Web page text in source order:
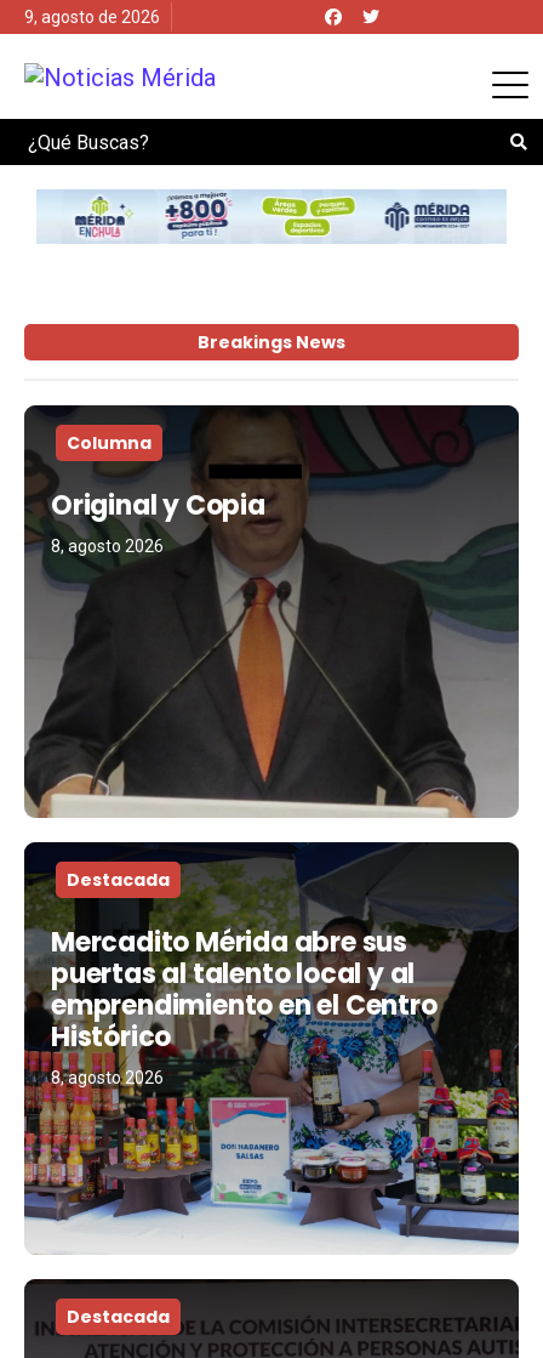
9, agosto de 2026
Search
Breakings News
Columna
Original y Copia
8, agosto 2026
Destacada
Mercadito Mérida abre sus
puertas al talento local y al
emprendimiento en el Centro
Histórico
8, agosto 2026
Destacada